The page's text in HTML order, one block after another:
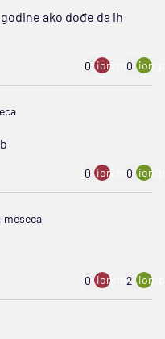
ako dođe da ih
0 ion:minus
0
0 ion:minus
0
meseca
0 ion:minus
2